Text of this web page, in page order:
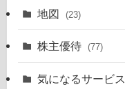
地図 (23)
株主優待 (77)
気になるサービス